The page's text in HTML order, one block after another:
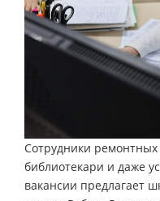
Сотрудники ремонтных
библиотекари и даже
вакансии предлагает